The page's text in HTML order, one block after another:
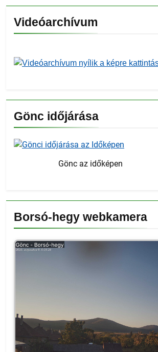
Videóarchívum
Gönc időjárása
Gönc az időképen
Borsó-hegy webkamera